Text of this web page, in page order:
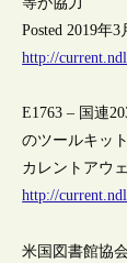
Posted 2019年3
http://
E1763 – 国連
のツールキット
カレントアウ
http://
米国図書館協